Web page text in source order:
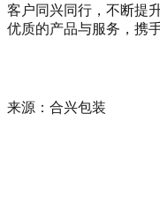
客户同兴同行，不断提
优质的产品与服务，携
来源：合兴包装